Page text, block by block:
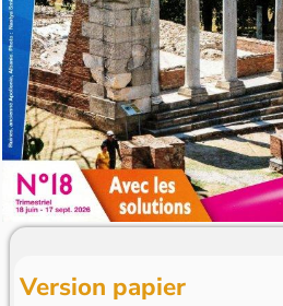
Version papier